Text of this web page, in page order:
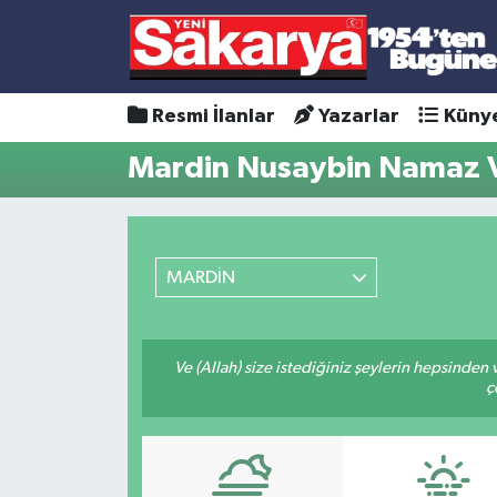
Resmi İlanlar Yazarlar
Mardin Nusaybin Namaz
MARDİN
Ve (Allah) size istediğiniz şeylerin hepsinden